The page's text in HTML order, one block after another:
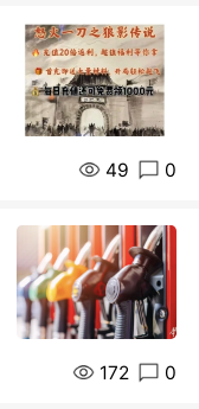
49 0
172 0